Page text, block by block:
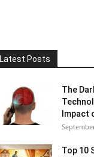
Latest Posts
The
Impact
Top 10